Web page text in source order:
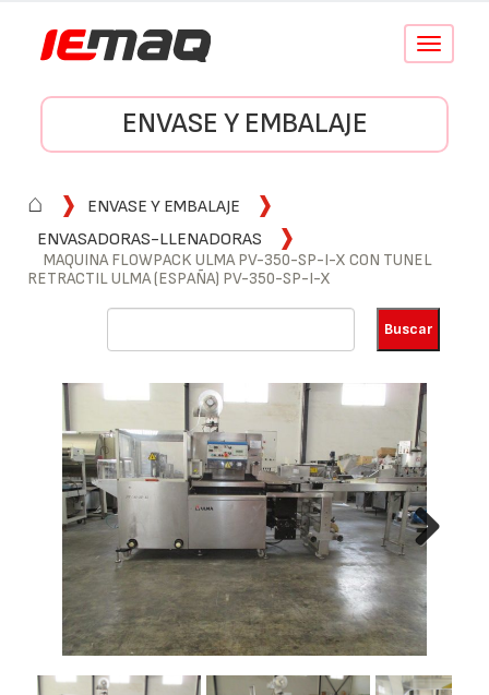
Conmutar
ENVASE Y EMBALAJE
⌂
ENVASE Y EMBALAJE
ENVASADORAS-LLENADORAS
MAQUINA FLOWPACK ULMA PV-350-SP-I-X CON TUNEL
RETRACTIL ULMA (ESPAÑA) PV-350-SP-I-X
Next